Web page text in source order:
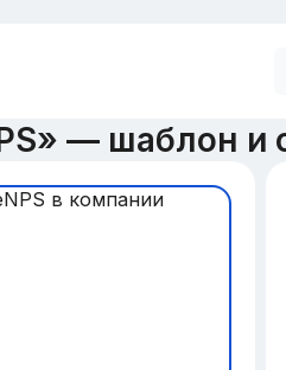
— шаблон